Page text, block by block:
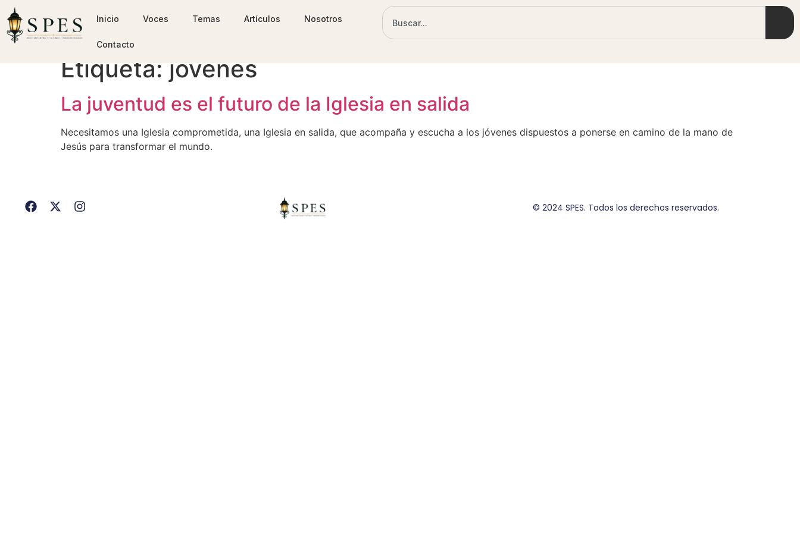
Inicio Voces Temas Artículos Nosotros
Contacto
Etiqueta: jóvenes
La juventud es el futuro de la Iglesia en salida
Necesitamos una Iglesia comprometida, una Iglesia en salida, que acompaña y escucha a los jóvenes dispuestos a ponerse en camino de la mano de
Jesús para transformar el mundo.
© 2024 SPES. Todos los derechos reservados.